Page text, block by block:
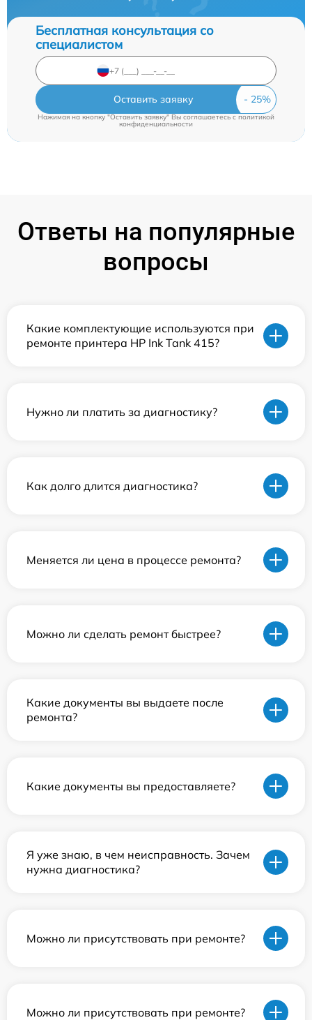
Бесплатная консультация со
специалистом
Оставить заявку
Нажимая на кнопку "Оставить заявку" Вы соглашаетесь c политикой
конфиденциальности
Ответы на популярные
вопросы
Какие комплектующие используются при
ремонте принтера HP Ink Tank 415?
Нужно ли платить за диагностику?
Как долго длится диагностика?
Меняется ли цена в процессе ремонта?
Можно ли сделать ремонт быстрее?
Какие документы вы выдаете после
ремонта?
Какие документы вы предоставляете?
Я уже знаю, в чем неисправность. Зачем
нужна диагностика?
Можно ли присутствовать при ремонте?
Можно ли присутствовать при ремонте?